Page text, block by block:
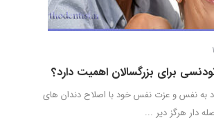
برای بزرگسالان اهمیت دارد؟
به نفس و عزت نفس خود با اصلاح دندان های
دار هرگز دیر ...